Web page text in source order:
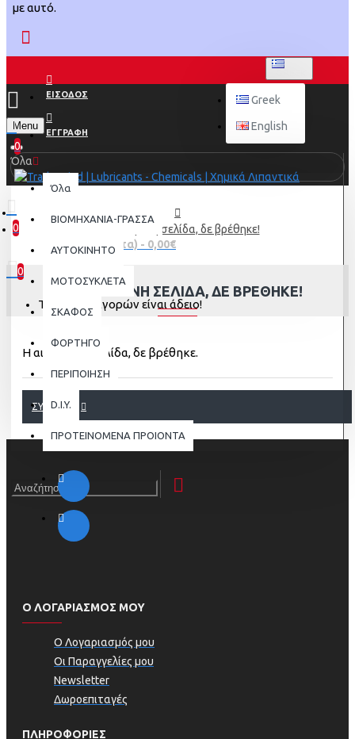
με αυτό.
ΕΙΣΟΔΟΣ
ΕΓΓΡΑΦΗ
Greek
English
Menu
0
0
0 προϊόν(τα) - 0,00€
0
Το καλάθι αγορών είναι άδειο!
Όλα
Όλα
ΒΙΟΜΗΧΑΝΙΑ-ΓΡΑΣΣΑ
AYTOKINHTO
ΜΟΤΟΣΥΚΛΕΤΑ
ΣΚΑΦΟΣ
ΦΟΡΤΗΓΟ
ΠΕΡΙΠΟΙΗΣΗ
D.I.Y.
ΠΡΟΤΕΙΝΟΜΕΝΑ ΠΡΟΙΟΝΤΑ
Η αιτούμενη σελίδα, δε βρέθηκε!
Η ΑΙΤΟΎΜΕΝΗ ΣΕΛΊΔΑ, ΔΕ ΒΡΈΘΗΚΕ!
Η αιτούμενη σελίδα, δε βρέθηκε.
ΣΥΝΈΧΕΙΑ
Ο ΛΟΓΑΡΙΑΣΜΟΣ ΜΟΥ
Ο Λογαριασμός μου
Οι Παραγγελίες μου
Newsletter
Δωροεπιταγές
ΠΛΗΡΟΦΟΡΊΕΣ